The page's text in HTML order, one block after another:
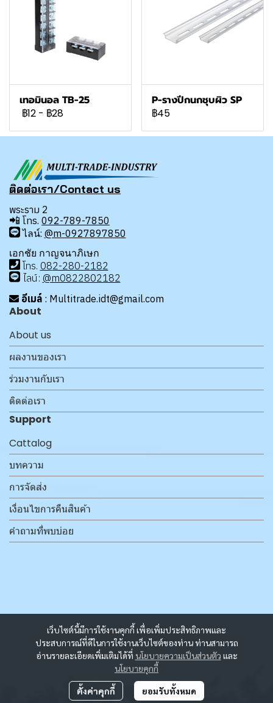
เทอมินอล TB-25
฿12 - ฿28
P-รางปีกนกชุบผิว SP
฿45
เว็บไซต์นี้มีการใช้งานคุกกี้ เพื่อเพิ่มประสิทธิภาพและ
ประสบการณ์ที่ดีในการใช้งานเว็บไซต์ของท่าน ท่านสามารถ
อ่านรายละเอียดเพิ่มเติมได้ที่ นโยบายความเป็นส่วนตัว และ
นโยบายคุกกี้
ตั้งค่าคุกกี้ ยอมรับทั้งหมด
ติดต่อเรา/Contact us
พระราม 2
📲 โทร. 092-789-7850
ไลน์: @m-0927897850
เอกชัย กาญจนาภิเษก
โทร. 082-280-2182
ไลน์: @m0822802182
อีเมล์ : Multitrade.idt@gmail.com
About
About us
ผลงานของเรา
ร่วมงานกับเรา
ติดต่อเรา
Support
Cattalog
บทความ
การจัดส่ง
เงื่อนไขการคืนสินค้า
คำถามที่พบบ่อย